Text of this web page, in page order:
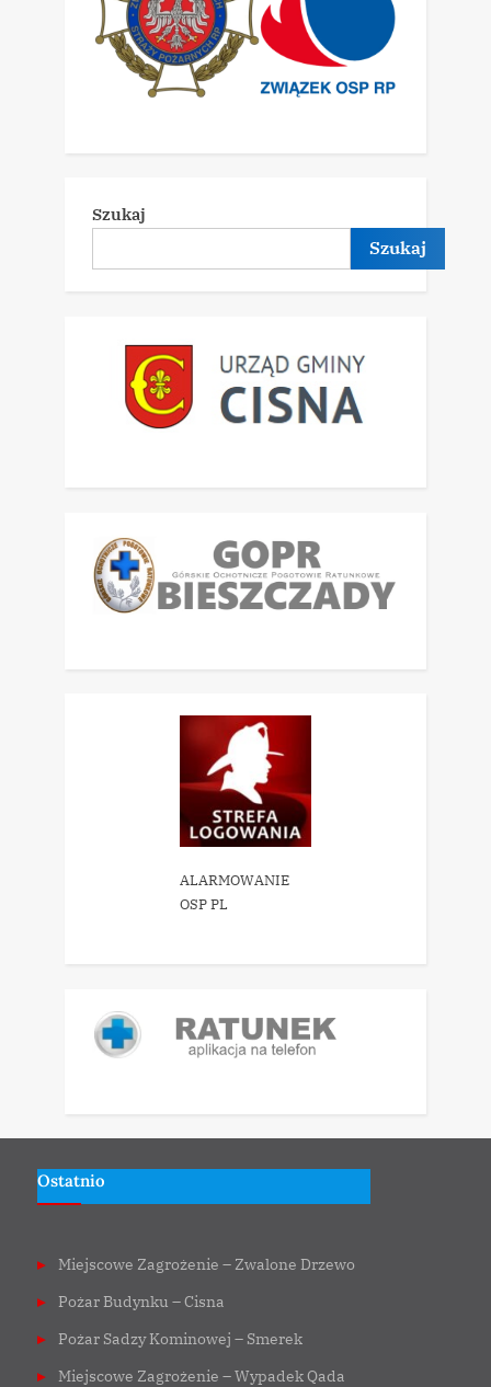
Szukaj
Szukaj
ALARMOWANIE
OSP PL
Ostatnio
Miejscowe Zagrożenie – Zwalone Drzewo
Pożar Budynku – Cisna
Pożar Sadzy Kominowej – Smerek
Miejscowe Zagrożenie – Wypadek Qada